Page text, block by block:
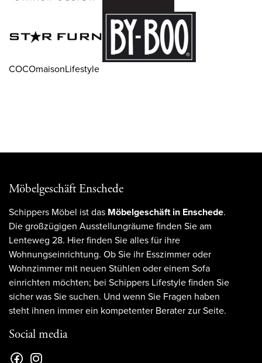
COCOmaisonLifestyle
Möbelgeschäft Enschede
Schippers Möbel ist das Möbelgeschäft in Enschede.
Die großzügigen Ausstellungräume finden Sie am
Lenteweg 28. Hier finden Sie alles für ihre
Wohnungseinrichtung. Ob Sie ihr Esszimmer oder
Wohnzimmer mit neuen Stühlen oder einem Sofa
einrichten möchten; bei Schippers Lifestyle finden Sie
sicher was Sie suchen. Und wenn Sie Fragen haben
steht ihnen immer ein kompetenter Berater zur Seite.
Social media